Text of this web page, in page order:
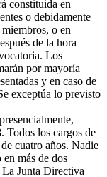
constituida en
o debidamente
o en
de la hora
Los
por mayoría
y en caso de
exceptúa lo previsto
los cargos de
cuatro años. Nadie
más de dos
Junta Directiva